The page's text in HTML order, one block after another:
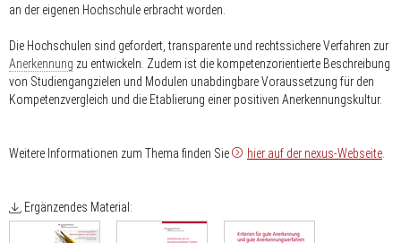
an der eigenen Hochschule erbracht worden.
Die Hochschulen sind gefordert, transparente und rechtssichere Verfahren zur
Anerkennung zu entwickeln. Zudem ist die kompetenzorientierte Beschreibung
von Studiengangzielen und Modulen unabdingbare Voraussetzung für den
Kompetenzvergleich und die Etablierung einer positiven Anerkennungskultur.
Weitere Informationen zum Thema finden Sie hier auf der nexus-Webseite
Ergänzendes Material: